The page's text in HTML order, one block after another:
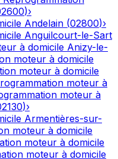
)›
Andelain (02800)›
Anguilcourt-le-Sart
à domicile Anizy-le-
moteur à domicile
moteur à domicile
moteur à
moteur à
)›
Armentières-sur-
moteur à domicile
moteur à domicile
moteur à domicile